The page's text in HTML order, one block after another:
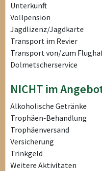
Unterkunft
Vollpension
Jagdlizenz/Jagdkarte
Transport im Revier
Transport von/zum
Dolmetscherservice
NICHT im
Alkoholische Getränke
Trophäen-Behandlung
Trophäenversand
Versicherung
Trinkgeld
Weitere Aktivitaten